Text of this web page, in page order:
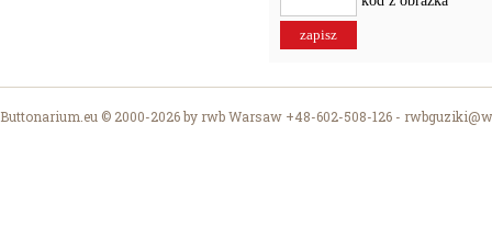
Buttonarium.eu © 2000-2026 by rwb Warsaw +48-602-508-126 -